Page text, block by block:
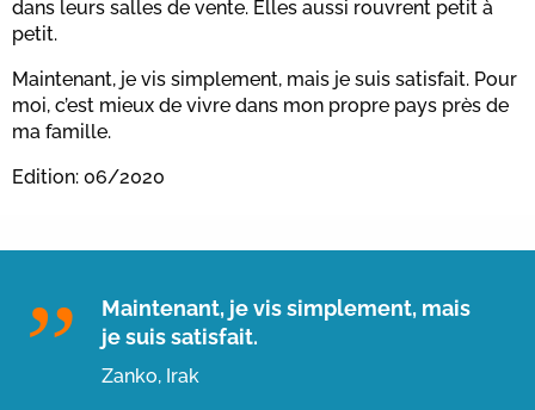
dans leurs salles de vente. Elles aussi rouvrent petit à
petit.
Maintenant, je vis simplement, mais je suis satisfait. Pour
moi, c’est mieux de vivre dans mon propre pays près de
ma famille.
Edition: 06/2020
Maintenant, je vis simplement, mais
je suis satisfait.
Zanko, Irak